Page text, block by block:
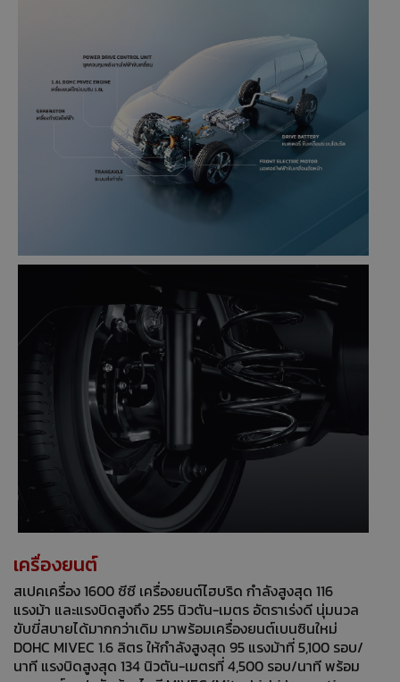
เครื่องยนต์
สเปคเครื่อง 1600 ซีซี เครื่องยนต์ไฮบริด กำลังสูงสุด 116
แรงม้า และแรงบิดสูงถึง 255 นิวตัน-เมตร อัตราเร่งดี นุ่มนวล
ขับขี่สบายได้มากกว่าเดิม มาพร้อมเครื่องยนต์เบนซินใหม่
DOHC MIVEC 1.6 ลิตร ให้กำลังสูงสุด 95 แรงม้าที่ 5,100 รอบ/
นาที แรงบิดสูงสุด 134 นิวตัน-เมตรที่ 4,500 รอบ/นาที พร้อม